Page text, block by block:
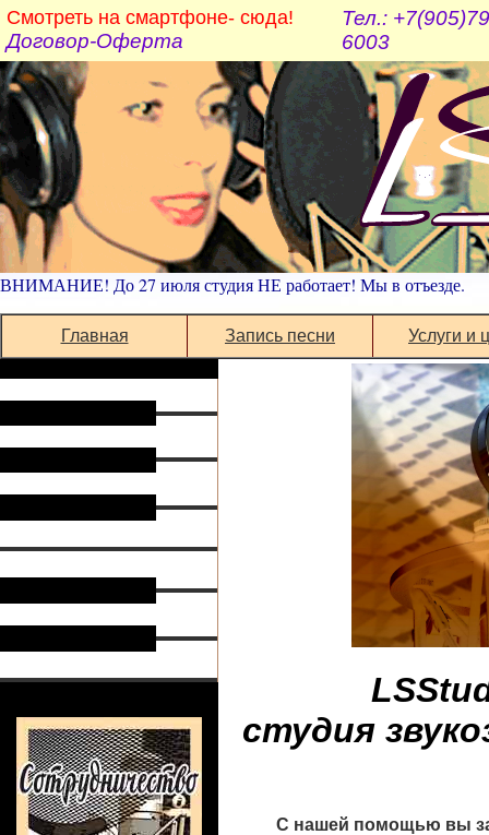
Смотреть на смартфоне- сюда!
Договор-Оферта
Тел.:
6003
ВНИМАНИЕ! До 27 июля студия НЕ работает! Мы в отъезде.
Главная Запись песни Услуги и
студия
С нашей помощью вы